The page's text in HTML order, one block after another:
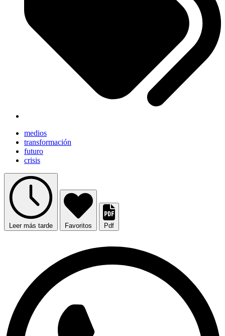
medios
transformación
futuro
crisis
Leer más tarde Favoritos Pdf